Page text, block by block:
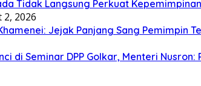
Tidak Langsung Perkuat
2026
Jejak Panjang Sang Pemimpin
di Seminar DPP Golkar, Menteri